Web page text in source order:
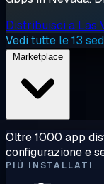
Distribuisci a Las
Vedi tutte le 13
Oltre 1000 app
configurazione e
PIÙ INSTALLATI